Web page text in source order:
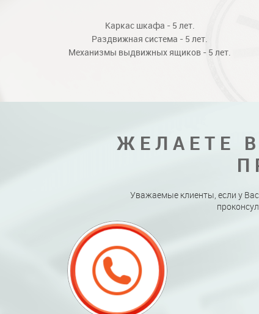
Каркас шкафа - 5 лет.
Раздвижная система - 5 лет.
Механизмы выдвижных ящиков - 5 лет.
ЖЕЛАЕТЕ
Уважаемые клиенты, если у